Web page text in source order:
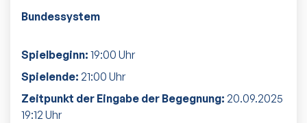
Bundessystem
Spielbeginn: 19:00 Uhr
Spielende: 21:00 Uhr
Zeitpunkt der Eingabe der Begegnung: 20.09.2025
19:12 Uhr